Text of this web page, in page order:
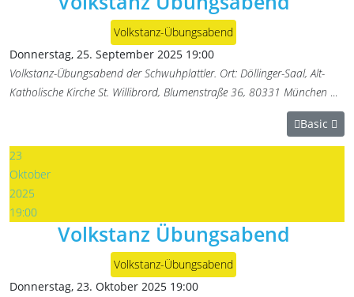
Volkstanz-Übungsabend
Donnerstag, 25. September 2025 19:00
Volkstanz-Übungsabend der Schwuhplattler. Ort: Döllinger-Saal, Alt-
Katholische Kirche St. Willibrord, Blumenstraße 36, 80331 München ...
Basic
23
Oktober
2025
19:00
Volkstanz Übungsabend
Volkstanz-Übungsabend
Donnerstag, 23. Oktober 2025 19:00